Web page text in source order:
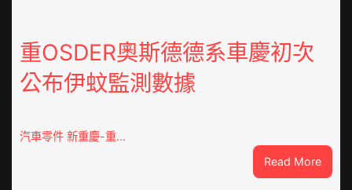
國
民
病
重OSDER奧斯德德系車慶初次
公布伊蚊監測數據
汽車零件 新重慶-重…
Read More:
重